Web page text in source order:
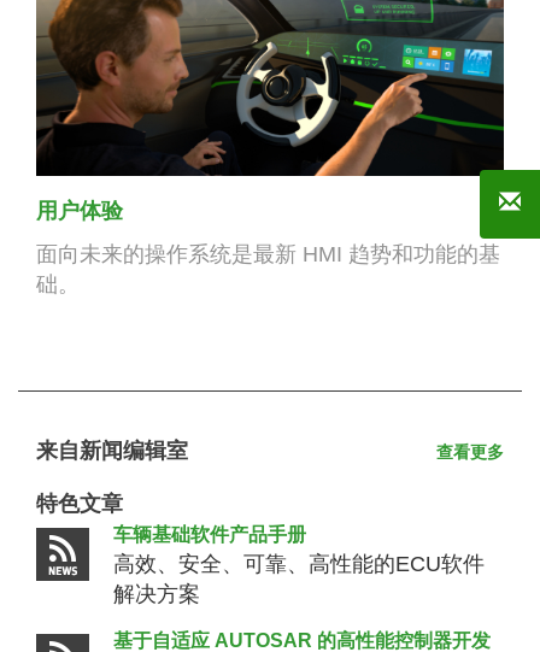
用户体验
面向未来的操作系统是最新 HMI 趋势和功能的基
础。
来自新闻编辑室 查看更多
特色文章
车辆基础软件产品手册
高效、安全、可靠、高性能的ECU软件
解决方案
基于自适应 AUTOSAR 的高性能控制器开发